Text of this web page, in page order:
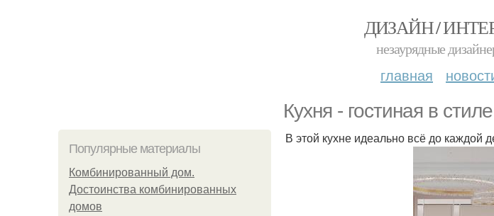
ДИЗАЙН /
незаурядные
главная
Кухня - гостиная в
Популярные материалы
Комбинированный дом.
Достоинства комбинированных
домов
В этой кухне идеально всё до каждой